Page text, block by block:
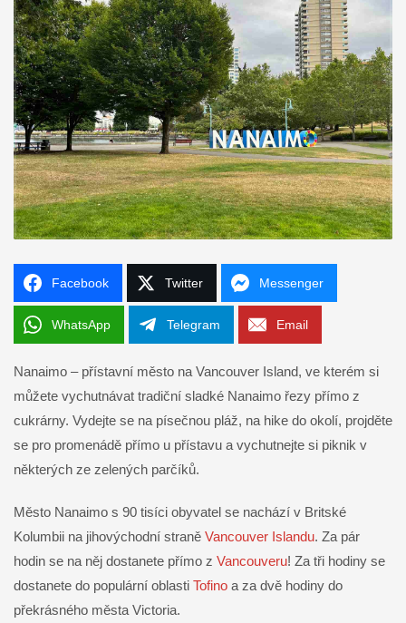
Facebook Twitter Messenger
WhatsApp Telegram Email
Nanaimo – přístavní město na Vancouver Island, ve kterém si
můžete vychutnávat tradiční sladké Nanaimo řezy přímo z
cukrárny. Vydejte se na písečnou pláž, na hike do okolí, projděte
se pro promenádě přímo u přístavu a vychutnejte si piknik v
některých ze zelených parčíků.
Město Nanaimo s 90 tisíci obyvatel se nachází v Britské
Kolumbii na jihovýchodní straně Vancouver Islandu. Za pár
hodin se na něj dostanete přímo z Vancouveru! Za tři hodiny se
dostanete do populární oblasti Tofino a za dvě hodiny do
překrásného města Victoria.